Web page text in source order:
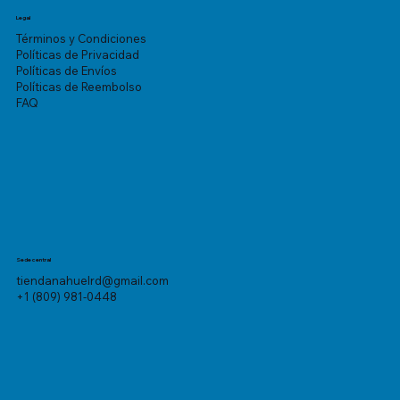
Legal
Términos y Condiciones
Políticas de Privacidad
Políticas de Envíos
Políticas de Reembolso
FAQ
Sede central
tiendanahuelrd@gmail.com
+1 (809) 981-0448